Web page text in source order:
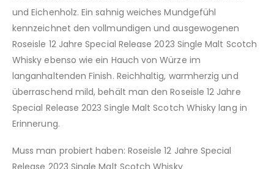
und Eichenholz. Ein sahnig weiches Mundgefühl
kennzeichnet den vollmundigen und ausgewogenen
Roseisle 12 Jahre Special Release 2023 Single Malt Scotch
Whisky ebenso wie ein Hauch von Würze im
langanhaltenden Finish. Reichhaltig, warmherzig und
überraschend mild, behält man den Roseisle 12 Jahre
Special Release 2023 Single Malt Scotch Whisky lang in
Erinnerung.
Muss man probiert haben: Roseisle 12 Jahre Special